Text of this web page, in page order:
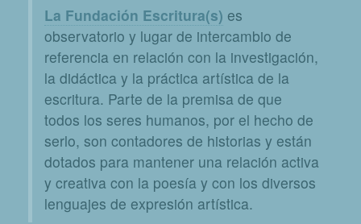
La Fundación Escritura(s) es
observatorio y lugar de intercambio de
referencia en relación con la investigación,
la didáctica y la práctica artística de la
escritura. Parte de la premisa de que
todos los seres humanos, por el hecho de
serlo, son contadores de historias y están
dotados para mantener una relación activa
y creativa con la poesía y con los diversos
lenguajes de expresión artística.